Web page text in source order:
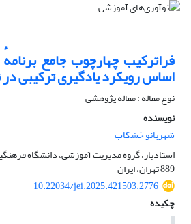
فراترکیب چهارچوب جامع
اساس رویکرد یادگیری ترکیبی
نوع مقاله : مقاله پژوهشی
نویسنده
شهربانو خشکاب
889 تهران، ایران
10.22034/jei.2025.421503.2776
چکیده